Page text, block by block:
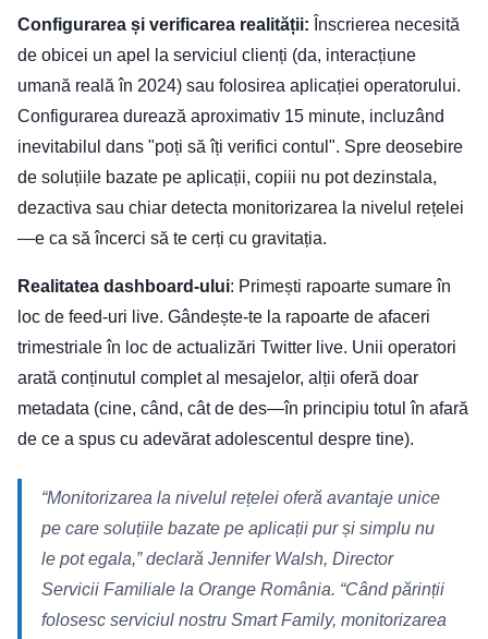
Configurarea și verificarea realității: Înscrierea necesită
de obicei un apel la serviciul clienți (da, interacțiune
umană reală în 2024) sau folosirea aplicației operatorului.
Configurarea durează aproximativ 15 minute, incluzând
inevitabilul dans "poți să îți verifici contul". Spre deosebire
de soluțiile bazate pe aplicații, copiii nu pot dezinstala,
dezactiva sau chiar detecta monitorizarea la nivelul rețelei
—e ca să încerci să te cerți cu gravitația.
Realitatea dashboard-ului: Primești rapoarte sumare în
loc de feed-uri live. Gândește-te la rapoarte de afaceri
trimestriale în loc de actualizări Twitter live. Unii operatori
arată conținutul complet al mesajelor, alții oferă doar
metadata (cine, când, cât de des—în principiu totul în afară
de ce a spus cu adevărat adolescentul despre tine).
“Monitorizarea la nivelul rețelei oferă avantaje unice
pe care soluțiile bazate pe aplicații pur și simplu nu
le pot egala,” declară Jennifer Walsh, Director
Servicii Familiale la Orange România. “Când părinții
folosesc serviciul nostru Smart Family, monitorizarea